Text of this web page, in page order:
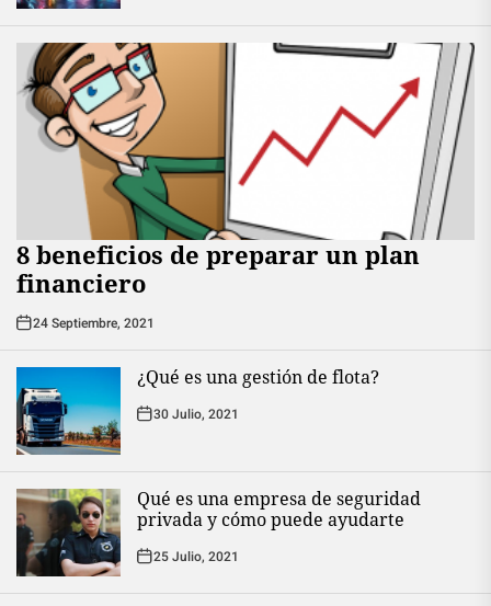
8 beneficios de preparar un plan
financiero
24 Septiembre, 2021
¿Qué es una gestión de flota?
30 Julio, 2021
Qué es una empresa de seguridad
privada y cómo puede ayudarte
25 Julio, 2021